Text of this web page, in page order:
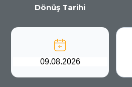
Dönüş Tarihi